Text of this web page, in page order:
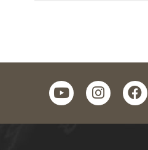
facebook
instagram
youtube